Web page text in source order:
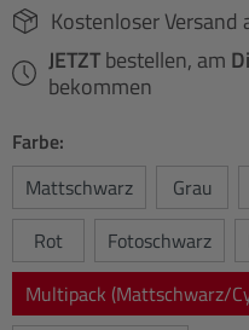
Kostenloser Versand
JETZTbestellen, am
bekommen
Farbe:
Mattschwarz
Grau
Rot
Fotoschwarz
Multipack (Mattschwarz/